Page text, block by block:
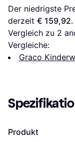
Der niedrigste
derzeit € 159,92
Vergleich zu 2
Vergleiche:
Graco
Produkt